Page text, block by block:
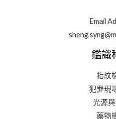
Email
鑑識
指紋
犯罪現
光源與
藥物